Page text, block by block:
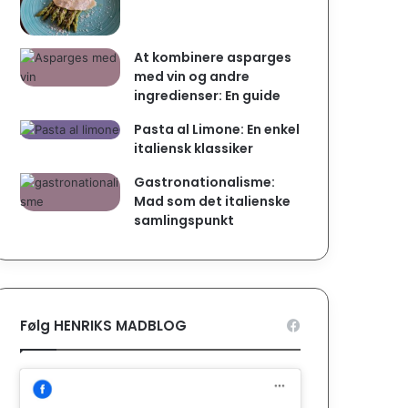
At kombinere asparges
med vin og andre
ingredienser: En guide
Pasta al Limone: En enkel
italiensk klassiker
Gastronationalisme:
Mad som det italienske
samlingspunkt
Følg HENRIKS MADBLOG